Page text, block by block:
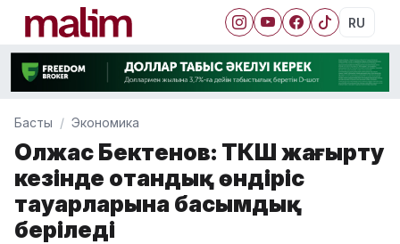
RU
Басты Экономика
Олжас Бектенов: ТКШ жаңғырту
кезінде отандық өндіріс
тауарларына басымдық
беріледі